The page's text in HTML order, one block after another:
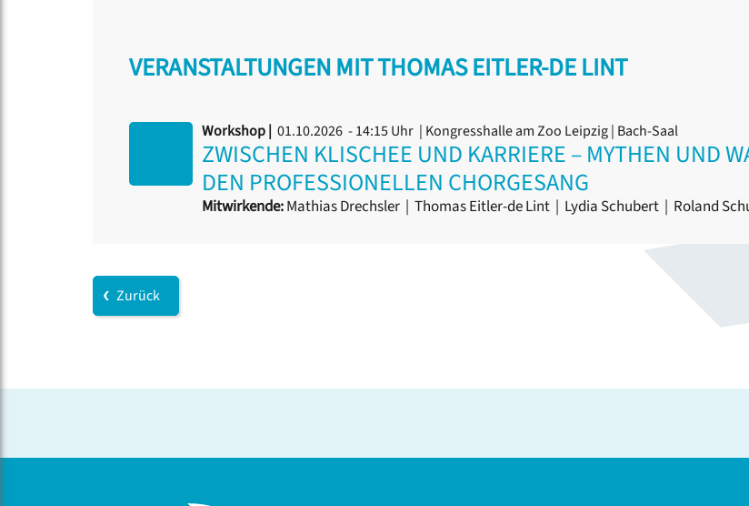
VERANSTALTUNGEN MIT THOMAS EITLER-DE LINT
Workshop | 01.10.2026 - 14:15 Uhr | Kongresshalle am Zoo Leipzig | Bach-Saal
ZWISCHEN KLISCHEE UND KARRIERE – MYTHEN UND
DEN PROFESSIONELLEN CHORGESANG
Mitwirkende:Mathias Drechsler | Thomas Eitler-de Lint | Lydia Schubert | Roland
Zurück